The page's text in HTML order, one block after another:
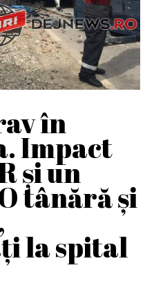
în
Impact
și un
tânără și
la spital